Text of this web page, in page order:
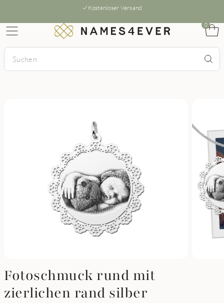
Kostenloser Versand
0
Fotoschmuck rund mit
zierlichen rand silber